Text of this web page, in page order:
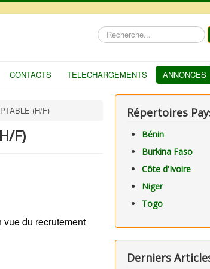
Rechercher
CONTACTS TELECHARGEMENTS ANNONCES
(H/F)
F)
vue du recrutement
Répertoires
Bénin
Burkina Faso
Côte d'Ivoire
Niger
Togo
Derniers